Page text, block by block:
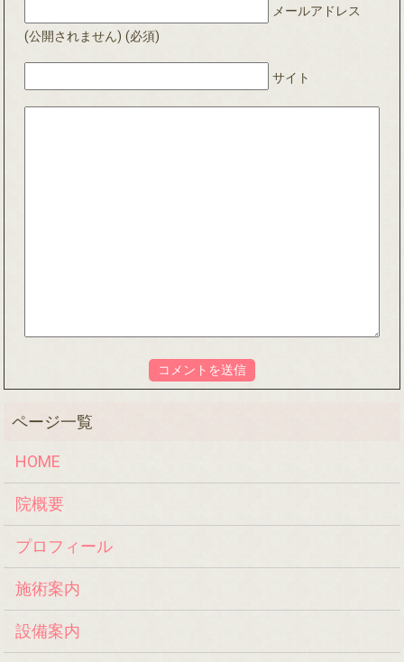
メールアドレス
(公開されません) (必須)
サイト
HOME
院概要
プロフィール
施術案内
設備案内